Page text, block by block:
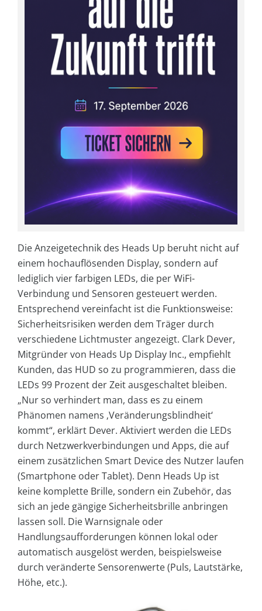
Die Anzeigetechnik des Heads Up beruht nicht auf
einem hochauflösenden Display, sondern auf
lediglich vier farbigen LEDs, die per WiFi-
Verbindung und Sensoren gesteuert werden.
Entsprechend vereinfacht ist die Funktionsweise:
Sicherheitsrisiken werden dem Träger durch
verschiedene Lichtmuster angezeigt. Clark Dever,
Mitgründer von Heads Up Display Inc., empfiehlt
Kunden, das HUD so zu programmieren, dass die
LEDs 99 Prozent der Zeit ausgeschaltet bleiben.
„Nur so verhindert man, dass es zu einem
Phänomen namens ‚Veränderungsblindheit‘
kommt“, erklärt Dever. Aktiviert werden die LEDs
durch Netzwerkverbindungen und Apps, die auf
einem zusätzlichen Smart Device des Nutzer laufen
(Smartphone oder Tablet). Denn Heads Up ist
keine komplette Brille, sondern ein Zubehör, das
sich an jede gängige Sicherheitsbrille anbringen
lassen soll. Die Warnsignale oder
Handlungsaufforderungen können lokal oder
automatisch ausgelöst werden, beispielsweise
durch veränderte Sensorenwerte (Puls, Lautstärke,
Höhe, etc.).